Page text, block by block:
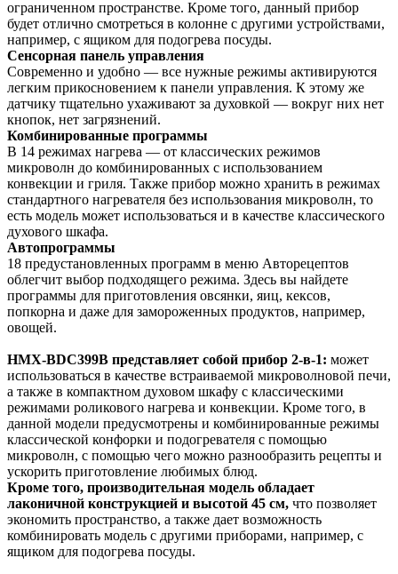
ограниченном пространстве. Кроме того, данный прибор
будет отлично смотреться в колонне с другими устройствами,
например, с ящиком для подогрева посуды.
Сенсорная панель управления
Современно и удобно — все нужные режимы активируются
легким прикосновением к панели управления. К этому же
датчику тщательно ухаживают за духовкой — вокруг них нет
кнопок, нет загрязнений.
Комбинированные программы
В 14 режимах нагрева — от классических режимов
микроволн до комбинированных с использованием
конвекции и гриля. Также прибор можно хранить в режимах
стандартного нагревателя без использования микроволн, то
есть модель может использоваться и в качестве классического
духового шкафа.
Автопрограммы
18 предустановленных программ в меню Авторецептов
облегчит выбор подходящего режима. Здесь вы найдете
программы для приготовления овсянки, яиц, кексов,
попкорна и даже для замороженных продуктов, например,
овощей.
HMX-BDC399B представляет собой прибор 2-в-1: может
использоваться в качестве встраиваемой микроволновой печи,
а также в компактном духовом шкафу с классическими
режимами роликового нагрева и конвекции. Кроме того, в
данной модели предусмотрены и комбинированные режимы
классической конфорки и подогревателя с помощью
микроволн, с помощью чего можно разнообразить рецепты и
ускорить приготовление любимых блюд.
Кроме того, производительная модель обладает
лаконичной конструкцией и высотой 45 см, что позволяет
экономить пространство, а также дает возможность
комбинировать модель с другими приборами, например, с
ящиком для подогрева посуды.